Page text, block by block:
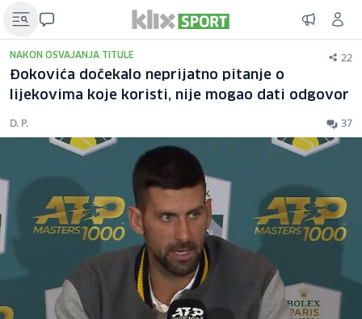
NAKON OSVAJANJA TITULE 22
Đokovića dočekalo neprijatno pitanje o
lijekovima koje koristi, nije mogao dati odgovor
D. P. 37